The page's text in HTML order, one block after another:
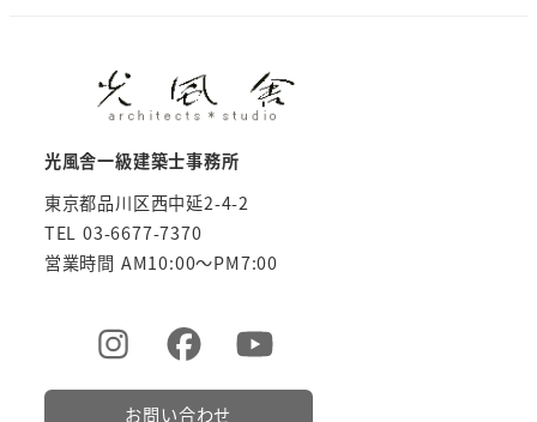
光風舎一級建築士事務所
東京都品川区西中延2-4-2
TEL 03-6677-7370
営業時間 AM10:00～PM7:00
お問い合わせ